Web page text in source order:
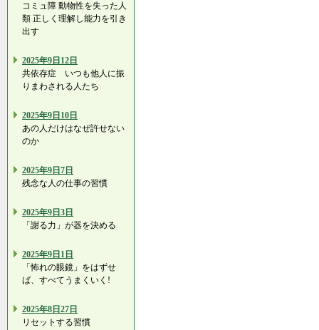
コミュ障 動物性を失った人
類 正しく理解し能力を引き
出す
2025年9日12日
共依存症 いつも他人に振
りまわされる人たち
2025年9日10日
あの人だけはなぜ許せない
のか
2025年9日7日
残念な人の仕事の習慣
2025年9日3日
「謝る力」が器を決める
2025年9日1日
「怖れの眼鏡」をはずせ
ば、すべてうまくいく!
2025年8日27日
リセットする習慣